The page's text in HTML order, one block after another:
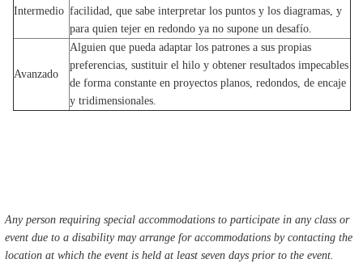
Intermedio facilidad, que sabe interpretar los puntos y los diagramas, y
para quien tejer en redondo ya no supone un desafío.
Avanzado
Alguien que pueda adaptar los patrones a sus propias
preferencias, sustituir el hilo y obtener resultados impecables
de forma constante en proyectos planos, redondos, de encaje
y tridimensionales.
Any person requiring special accommodations to participate in any class or
event due to a disability may arrange for accommodations by contacting the
location at which the event is held at least seven days prior to the event.